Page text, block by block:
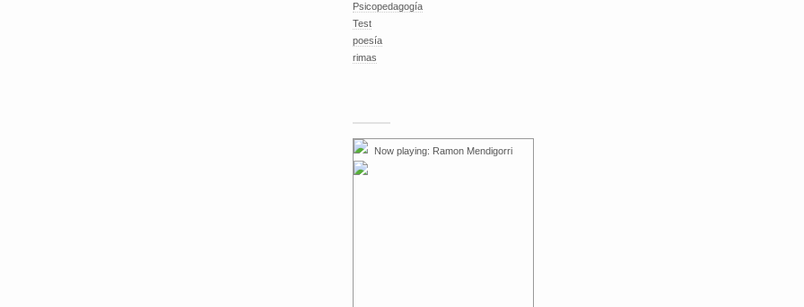
Psicopedagogía
Test
poesía
rimas
Now playing: Ramon Mendigorri